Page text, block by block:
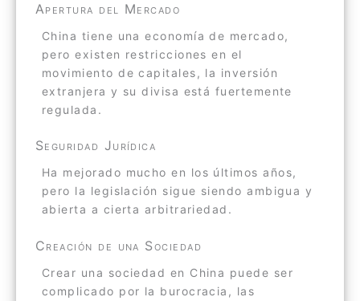
Apertura del Mercado
China tiene una economía de mercado,
pero existen restricciones en el
movimiento de capitales, la inversión
extranjera y su divisa está fuertemente
regulada.
Seguridad Jurídica
Ha mejorado mucho en los últimos años,
pero la legislación sigue siendo ambigua y
abierta a cierta arbitrariedad.
Creación de una Sociedad
Crear una sociedad en China puede ser
complicado por la burocracia, las